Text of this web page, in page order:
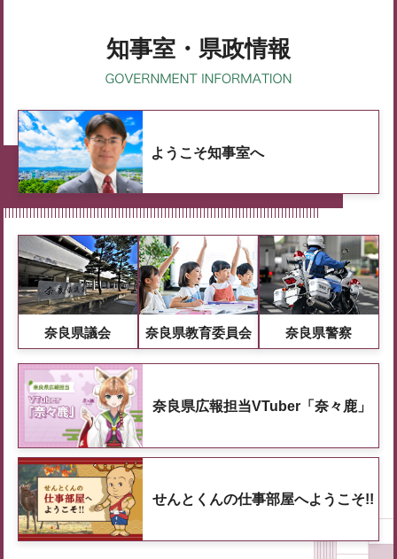
知事室・県政情報
ようこそ知事室へ
奈良県議会 奈良県教育委員会 奈良県警察
奈良県広報担当VTuber「奈々鹿」
せんとくんの仕事部屋へようこそ!!